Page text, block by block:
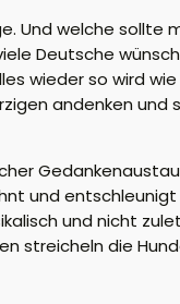
Und welche
Deutsche
wieder so wird
andenken
und entschleunigt
und nicht
streicheln die